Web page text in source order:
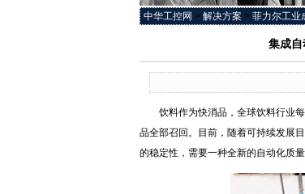
中华工控网 > 解决方案 > 菲力尔工业
集成自
饮料作为快消品，全球饮料行业每
品全部召回。目前，随着可持续发展
的稳定性，需要一种全新的自动化质量